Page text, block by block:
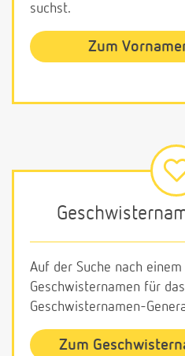
suchst.
Zum
Auf der Suche nach
Geschwisternamen für
Geschwisternamen-
Zum